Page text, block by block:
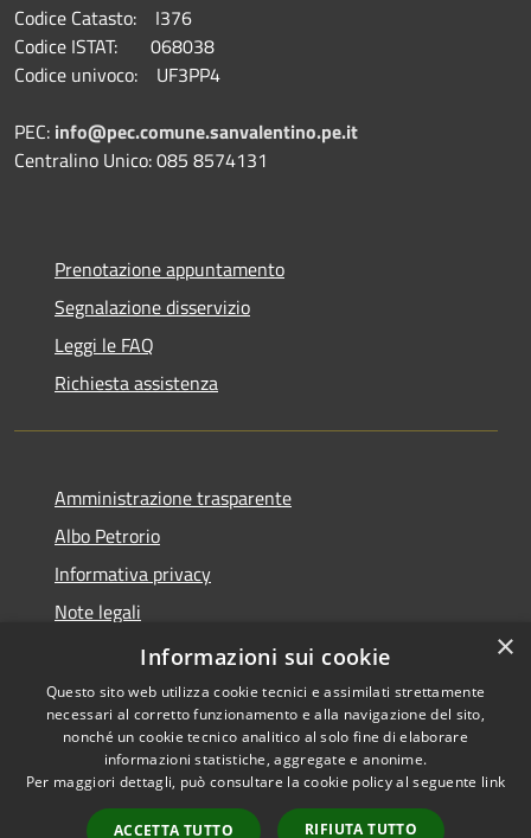
Codice Catasto: I376
Codice ISTAT: 068038
Codice univoco: UF3PP4
PEC: info@pec.comune.sanvalentino.pe.it
Centralino Unico: 085 8574131
Prenotazione appuntamento
Segnalazione disservizio
Leggi le FAQ
Richiesta assistenza
Amministrazione trasparente
Albo Petrorio
Informativa privacy
Note legali
Dichiarazione di accessibilità
Accessibilità
Copyright © 2026 • Comune di
San Valentino in Abruzzo
Citeriore • Powered by
×
Informazioni sui cookie
Questo sito web utilizza cookie tecnici e assimilati strettamente
necessari al corretto funzionamento e alla navigazione del sito,
nonché un cookie tecnico analitico al solo fine di elaborare
informazioni statistiche, aggregate e anonime.
Per maggiori dettagli, può consultare la cookie policy al seguente link
ACCETTA TUTTO RIFIUTA TUTTO